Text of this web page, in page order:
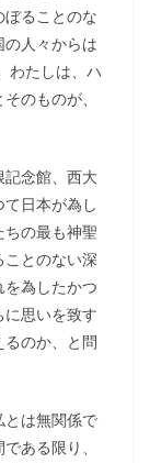
ることのな
人々からは
わたしは、ハ
のものが、
記念館、西大
日本が為し
の最も神聖
とのない深
為したかつ
思いを致す
のか、と問
とは無関係で
ある限り、